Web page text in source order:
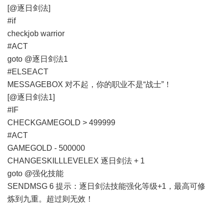
[@逐日剑法]
#if
checkjob warrior
#ACT
goto @逐日剑法1
#ELSEACT
MESSAGEBOX 对不起，你的职业不是“战士”！
[@逐日剑法1]
#IF
CHECKGAMEGOLD > 499999
#ACT
GAMEGOLD - 500000
CHANGESKILLLEVELEX 逐日剑法 + 1
goto @强化技能
SENDMSG 6 提示：逐日剑法技能强化等级+1，最高可修
炼到九重。超过则无效！